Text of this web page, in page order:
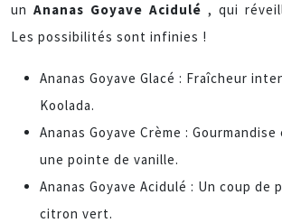
un Ananas Goyave Acidulé , qui
Les possibilités sont infinies !
Ananas Goyave Glacé : Fraîcheur
Koolada.
Ananas Goyave Crème :
une pointe de vanille.
Ananas Goyave Acidulé : Un coup de
citron vert.